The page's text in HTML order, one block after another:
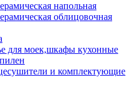
напольная
облицовочная
для моек,шкафы кухонные
и комплектующие